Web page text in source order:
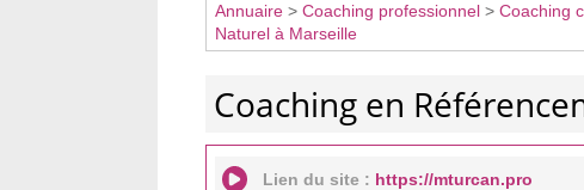
Annuaire > Coaching professionnel > Coaching
Naturel à Marseille
Coaching en
Lien du site : https://mturcan.pro